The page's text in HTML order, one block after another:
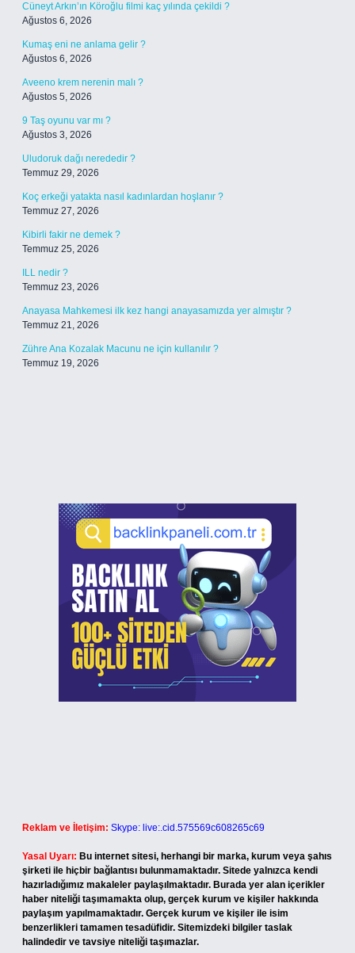
Cüneyt Arkın’ın Köroğlu filmi kaç yılında çekildi ?
Ağustos 6, 2026
Kumaş eni ne anlama gelir ?
Ağustos 6, 2026
Aveeno krem nerenin malı ?
Ağustos 5, 2026
9 Taş oyunu var mı ?
Ağustos 3, 2026
Uludoruk dağı nerededir ?
Temmuz 29, 2026
Koç erkeği yatakta nasıl kadınlardan hoşlanır ?
Temmuz 27, 2026
Kibirli fakir ne demek ?
Temmuz 25, 2026
ILL nedir ?
Temmuz 23, 2026
Anayasa Mahkemesi ilk kez hangi anayasamızda yer almıştır ?
Temmuz 21, 2026
Zühre Ana Kozalak Macunu ne için kullanılır ?
Temmuz 19, 2026
Reklam ve İletişim: Skype: live:.cid.575569c608265c69
Yasal Uyarı: Bu internet sitesi, herhangi bir marka, kurum veya şahıs
şirketi ile hiçbir bağlantısı bulunmamaktadır. Sitede yalnızca kendi
hazırladığımız makaleler paylaşılmaktadır. Burada yer alan içerikler
haber niteliği taşımamakta olup, gerçek kurum ve kişiler hakkında
paylaşım yapılmamaktadır. Gerçek kurum ve kişiler ile isim
benzerlikleri tamamen tesadüfidir. Sitemizdeki bilgiler taslak
halindedir ve tavsiye niteliği taşımazlar.